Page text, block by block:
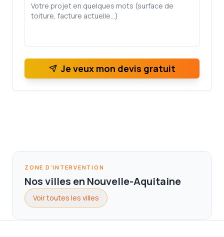
Je veux mon devis gratuit
ZONE D’INTERVENTION
Nos villes en Nouvelle-Aquitaine
Voir toutes les villes